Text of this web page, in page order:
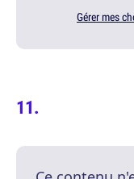
Gérer mes